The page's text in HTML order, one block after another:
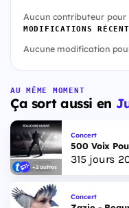
Aucun contributeur pour
MODIFICATIONS
Aucune modification
AU MÊME MOMENT
Ça sort aussi en
+2 autres
Concert
500 Voix
315 jours
Concert